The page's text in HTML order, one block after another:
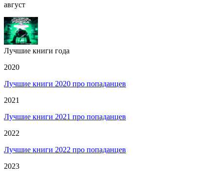
август
Лучшие книги года
2020
Лучшие книги 2020 про попаданцев
2021
Лучшие книги 2021 про попаданцев
2022
Лучшие книги 2022 про попаданцев
2023